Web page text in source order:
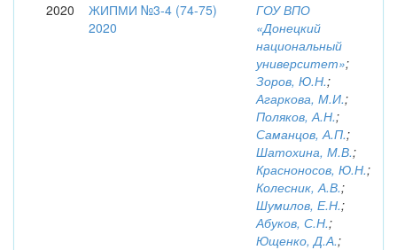
2020
ЖИПМИ №3-4 (74-75)
2020
ГОУ ВПО
«Донецкий
национальный
университет»;
Зоров, Ю.Н.;
Агаркова, М.И.;
Поляков, А.Н.;
Саманцов, А.П.;
Шатохина, М.В.;
Красноносов, Ю.Н.;
Колесник, А.В.;
Шумилов, Е.Н.;
Абуков, С.Н.;
Ющенко, Д.А.;